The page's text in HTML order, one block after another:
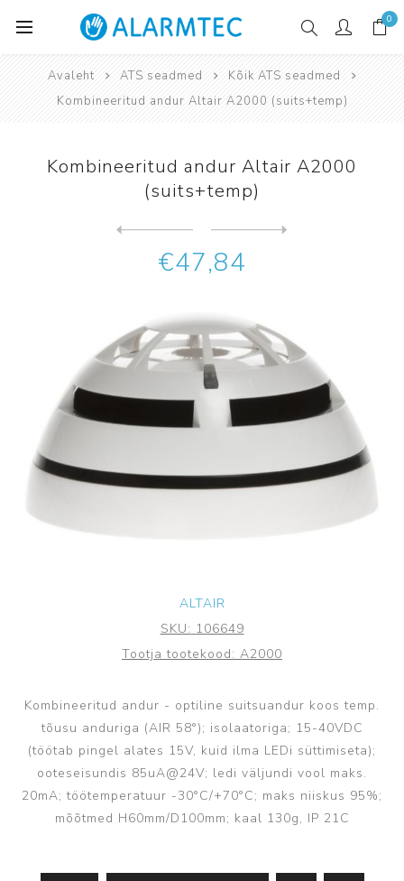
0
Avaleht ATS seadmed
Kõik ATS seadmed
Kombineeritud andur Altair A2000 (suits+temp)
Kombineeritud andur Altair A2000
(suits+temp)
€47,84
ALTAIR
SKU: 106649
Tootja tootekood: A2000
Kombineeritud andur - optiline suitsuandur koos temp.
tõusu anduriga (AIR 58°); isolaatoriga; 15-40VDC
(töötab pingel alates 15V, kuid ilma LEDi süttimiseta);
ooteseisundis 85uA@24V; ledi väljundi vool maks.
20mA; töötemperatuur -30°C/+70°C; maks niiskus 95%;
mõõtmed H60mm/D100mm; kaal 130g, IP 21C